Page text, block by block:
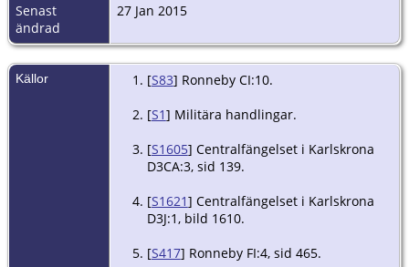
Senast
ändrad
27 Jan 2015
Källor [S83] Ronneby CI:10.
[S1] Militära handlingar.
[S1605] Centralfängelset i Karlskrona
D3CA:3, sid 139.
[S1621] Centralfängelset i Karlskrona
D3J:1, bild 1610.
[S417] Ronneby FI:4, sid 465.